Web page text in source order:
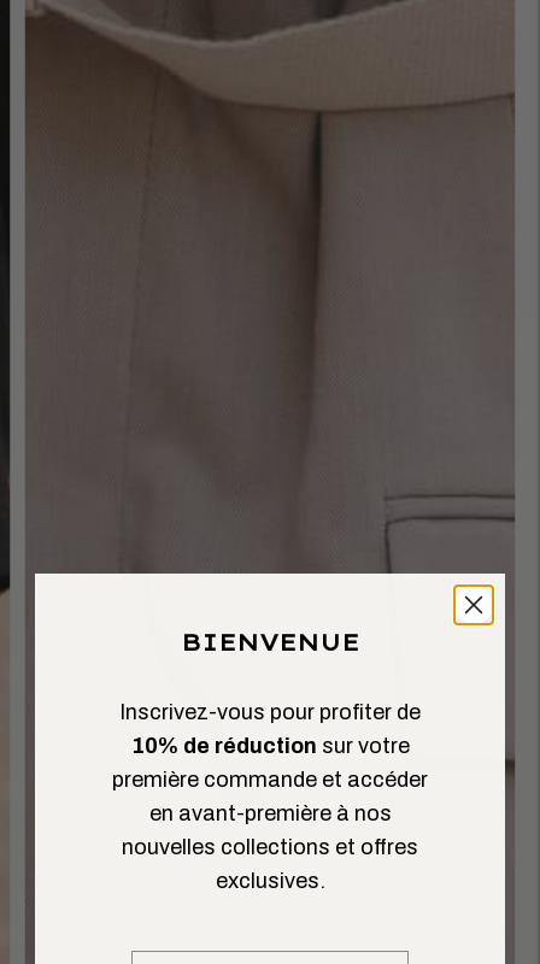
BIENVENUE
Inscrivez-vous pour profiter de
10% de réduction sur votre
première commande et accéder
en avant-première à nos
nouvelles collections et offres
exclusives.